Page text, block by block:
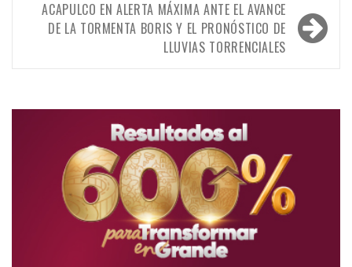
entradas
ACAPULCO EN ALERTA MÁXIMA ANTE EL AVANCE
DE LA TORMENTA BORIS Y EL PRONÓSTICO DE
LLUVIAS TORRENCIALES